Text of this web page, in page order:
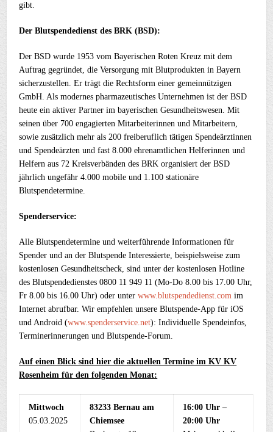
gibt.
Der Blutspendedienst des BRK (BSD):
Der BSD wurde 1953 vom Bayerischen Roten Kreuz mit dem
Auftrag gegründet, die Versorgung mit Blutprodukten in Bayern
sicherzustellen. Er trägt die Rechtsform einer gemeinnützigen
GmbH. Als modernes pharmazeutisches Unternehmen ist der BSD
heute ein aktiver Partner im bayerischen Gesundheitswesen. Mit
seinen über 700 engagierten Mitarbeiterinnen und Mitarbeitern,
sowie zusätzlich mehr als 200 freiberuflich tätigen Spendeärztinnen
und Spendeärzten und fast 8.000 ehrenamtlichen Helferinnen und
Helfern aus 72 Kreisverbänden des BRK organisiert der BSD
jährlich ungefähr 4.000 mobile und 1.100 stationäre
Blutspendetermine.
Spenderservice:
Alle Blutspendetermine und weiterführende Informationen für
Spender und an der Blutspende Interessierte, beispielsweise zum
kostenlosen Gesundheitscheck, sind unter der kostenlosen Hotline
des Blutspendedienstes 0800 11 949 11 (Mo-Do 8.00 bis 17.00 Uhr,
Fr 8.00 bis 16.00 Uhr) oder unterwww.blutspendedienst.com im
Internet abrufbar. Wir empfehlen unsere Blutspende-App für iOS
und Android (www.spenderservice.net): Individuelle Spendeinfos,
Terminerinnerungen und Blutspende-Forum.
Auf einen Blick sind hier die aktuellen Termine im KV KV
Rosenheim für den folgenden Monat:
Mittwoch
05.03.2025
83233 Bernau am
Chiemsee
16:00 Uhr –
20:00 Uhr